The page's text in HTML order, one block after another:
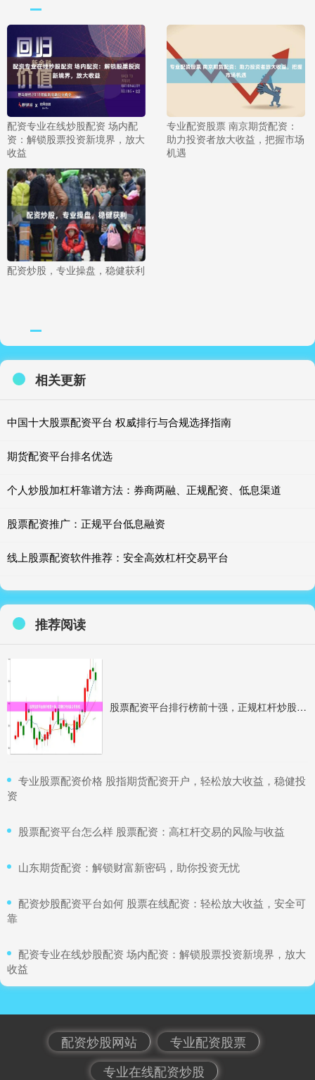
配资专业在线炒股配资 场内配
资：解锁股票投资新境界，放大
收益
专业配资股票 南京期货配资：
助力投资者放大收益，把握市场
机遇
配资炒股，专业操盘，稳健获利
相关更新
中国十大股票配资平台 权威排行与合规选择指南
期货配资平台排名优选
个人炒股加杠杆靠谱方法：券商两融、正规配资、低息渠道
股票配资推广：正规平台低息融资
线上股票配资软件推荐：安全高效杠杆交易平台
推荐阅读
股票配资平台排行榜前十强，正规杠杆炒股公司排名
​专业股票配资价格 股指期货配资开户，轻松放大收益，稳健投
资
​股票配资平台怎么样 股票配资：高杠杆交易的风险与收益
​山东期货配资：解锁财富新密码，助你投资无忧
​配资炒股配资平台如何 股票在线配资：轻松放大收益，安全可
靠
​配资专业在线炒股配资 场内配资：解锁股票投资新境界，放大
收益
配资炒股网站
专业配资股票
专业在线配资炒股